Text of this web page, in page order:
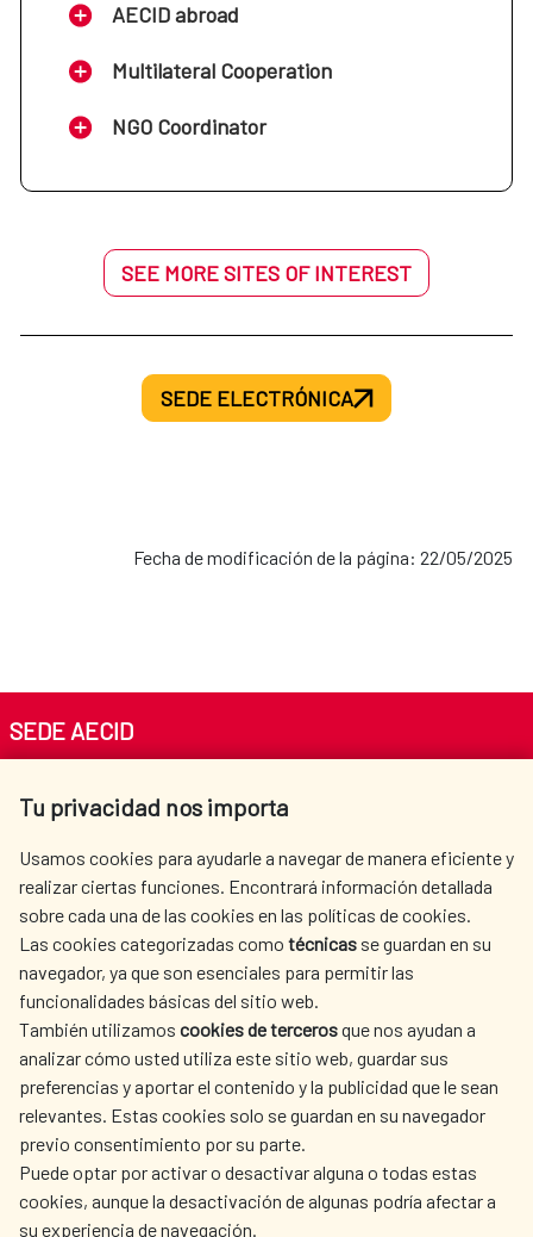
AECID abroad
Multilateral Cooperation
NGO Coordinator
SEE MORE SITES OF INTEREST
SEDE ELECTRÓNICA
Fecha de modificación de la página: 22/05/2025
Tu privacidad nos importa
Usamos cookies para ayudarle a navegar de manera eficiente y
realizar ciertas funciones. Encontrará información detallada
sobre cada una de las cookies en las políticas de cookies.
Las cookies categorizadas como técnicas se guardan en su
navegador, ya que son esenciales para permitir las
funcionalidades básicas del sitio web.
También utilizamos cookies de tercerosque nos ayudan a
analizar cómo usted utiliza este sitio web, guardar sus
preferencias y aportar el contenido y la publicidad que le sean
relevantes. Estas cookies solo se guardan en su navegador
previo consentimiento por su parte.
Puede optar por activar o desactivar alguna o todas estas
cookies, aunque la desactivación de algunas podría afectar a
su experiencia de navegación.
SEDE AECID
Tel. +34 900 20 30 54​​​​​​​
AECID
WHERE DO WE COOPERATE?
SPANISH HUMANITARIAN
ACTION
PRESS ROOM
CULTURE AND SCIENCE LIBRARY
OUR SOCIAL MEDIA